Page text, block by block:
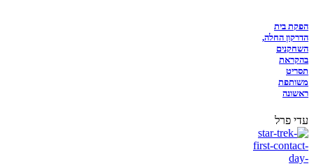
הפקת בית
הדרקון החלה,
השחקנים
בהקראת
תסריט
משותפת
ראשונה
עדי פרל